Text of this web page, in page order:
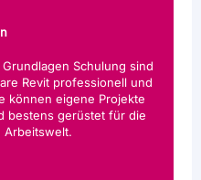
Schulung sind
Revit professionell und
können eigene Projekte
bestens gerüstet für die